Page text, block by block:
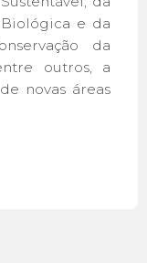
e da
da
outros, a
novas áreas